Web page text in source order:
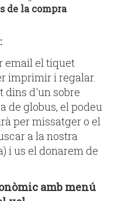
de la compra
email el tiquet
imprimir i regalar.
dins d'un sobre
de globus, el podeu
per missatger o el
a la nostra
i us el donarem de
amb menú